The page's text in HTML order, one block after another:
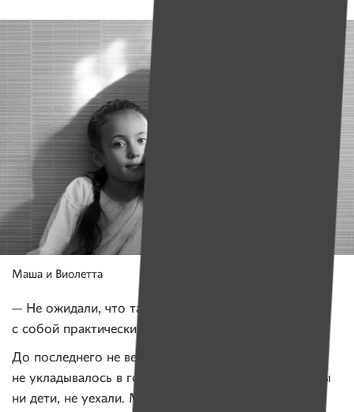
Маша и Виолетта
— Не ожидали, что так надолго затянется — вещей
с собой практически не взяли.
До последнего не верили в происходящее,
не укладывалось в голове, и, честно сказать, если бы
ни дети, не уехали. Мама и старшая сестра так